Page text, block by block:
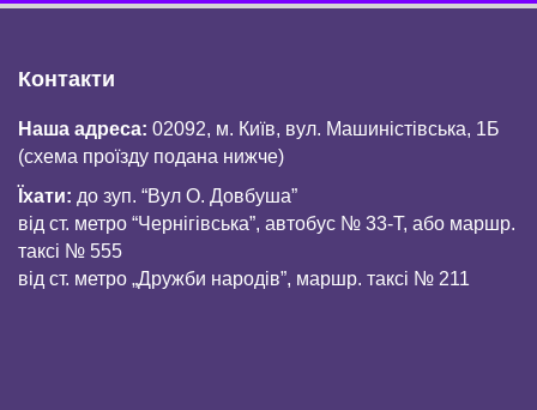
Контакти
Наша адреса: 02092, м. Київ, вул. Машиністівська, 1Б
(схема проїзду подана нижче)
Їхати: до зуп. “Вул О. Довбуша”
від ст. метро “Чернігівська”, автобус № 33-Т, або маршр.
таксі № 555
від ст. метро „Дружби народів”, маршр. таксі № 211